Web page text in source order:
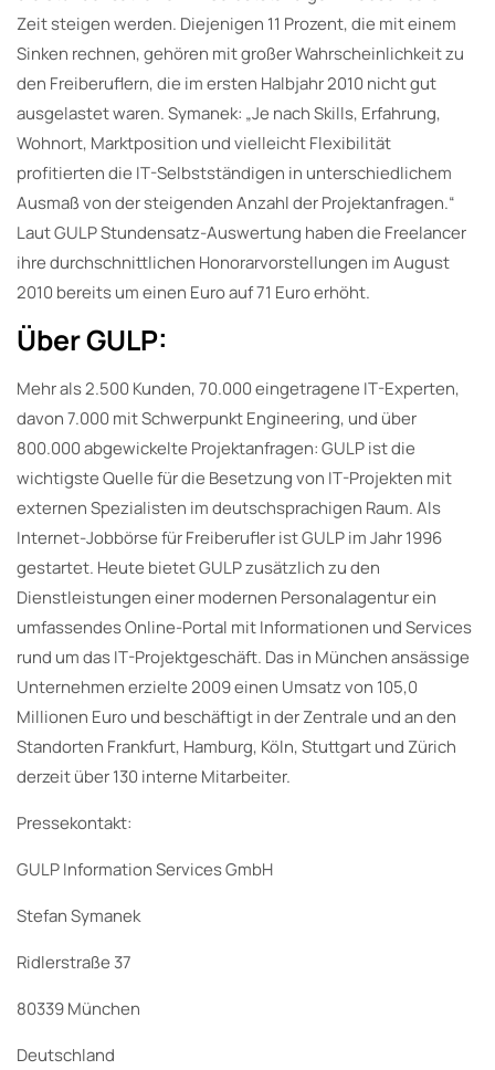
Zeit steigen werden. Diejenigen 11 Prozent, die mit einem
Sinken rechnen, gehören mit großer Wahrscheinlichkeit zu
den Freiberuflern, die im ersten Halbjahr 2010 nicht gut
ausgelastet waren. Symanek: „Je nach Skills, Erfahrung,
Wohnort, Marktposition und vielleicht Flexibilität
profitierten die IT-Selbstständigen in unterschiedlichem
Ausmaß von der steigenden Anzahl der Projektanfragen.“
Laut GULP Stundensatz-Auswertung haben die Freelancer
ihre durchschnittlichen Honorarvorstellungen im August
2010 bereits um einen Euro auf 71 Euro erhöht.
Über GULP:
Mehr als 2.500 Kunden, 70.000 eingetragene IT-Experten,
davon 7.000 mit Schwerpunkt Engineering, und über
800.000 abgewickelte Projektanfragen: GULP ist die
wichtigste Quelle für die Besetzung von IT-Projekten mit
externen Spezialisten im deutschsprachigen Raum. Als
Internet-Jobbörse für Freiberufler ist GULP im Jahr 1996
gestartet. Heute bietet GULP zusätzlich zu den
Dienstleistungen einer modernen Personalagentur ein
umfassendes Online-Portal mit Informationen und Services
rund um das IT-Projektgeschäft. Das in München ansässige
Unternehmen erzielte 2009 einen Umsatz von 105,0
Millionen Euro und beschäftigt in der Zentrale und an den
Standorten Frankfurt, Hamburg, Köln, Stuttgart und Zürich
derzeit über 130 interne Mitarbeiter.
Pressekontakt:
GULP Information Services GmbH
Stefan Symanek
Ridlerstraße 37
80339 München
Deutschland